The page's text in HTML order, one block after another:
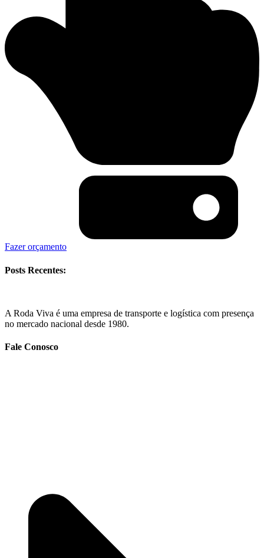
Fazer orçamento
Posts Recentes:
A Roda Viva é uma empresa de transporte e logística com presença
no mercado nacional desde 1980.
Fale Conosco